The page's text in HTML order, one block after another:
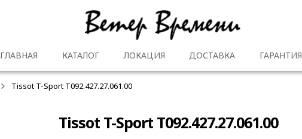
ГЛАВНАЯ КАТАЛОГ ЛОКАЦИЯ ДОСТАВКА ГАРАНТИЯ
Tissot T-Sport T092.427.27.061.00
Tissot T-Sport T092.427.27.061.00